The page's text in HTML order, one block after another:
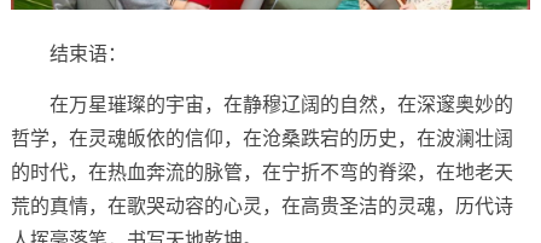
结束语：
在万星璀璨的宇宙，在静穆辽阔的自然，在深邃奥妙的
哲学，在灵魂皈依的信仰，在沧桑跌宕的历史，在波澜壮阔
的时代，在热血奔流的脉管，在宁折不弯的脊梁，在地老天
荒的真情，在歌哭动容的心灵，在高贵圣洁的灵魂，历代诗